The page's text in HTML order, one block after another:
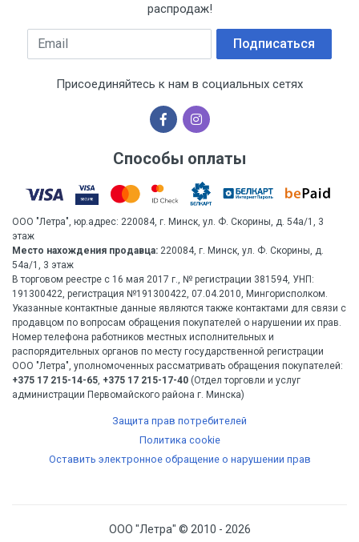
распродаж!
Email Подписаться
Присоединяйтесь к нам в социальных сетях
Способы оплаты
ООО "Летра", юр.адрес: 220084, г. Минск, ул. Ф. Скорины, д. 54а/1, 3
этаж
Место нахождения продавца: 220084, г. Минск, ул. Ф. Скорины, д.
54а/1, 3 этаж
В торговом реестре с 16 мая 2017 г., № регистрации 381594, УНП:
191300422, регистрация №191300422, 07.04.2010, Мингорисполком.
Указанные контактные данные являются также контактами для связи с
продавцом по вопросам обращения покупателей о нарушении их прав.
Номер телефона работников местных исполнительных и
распорядительных органов по месту государственной регистрации
ООО "Летра", уполномоченных рассматривать обращения покупателей:
+375 17 215-14-65, +375 17 215-17-40 (Отдел торговли и услуг
администрации Первомайского района г. Минска)
Защита прав потребителей
Политика cookie
Оставить электронное обращение о нарушении прав
ООО "Летра" © 2010 - 2026